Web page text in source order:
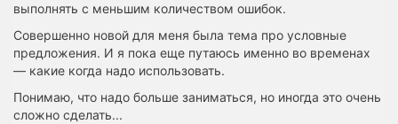
выполнять с меньшим количеством ошибок.
Совершенно новой для меня была тема про условные
предложения. И я пока еще путаюсь именно во временах
— какие когда надо использовать.
Понимаю, что надо больше заниматься, но иногда это очень
сложно сделать...